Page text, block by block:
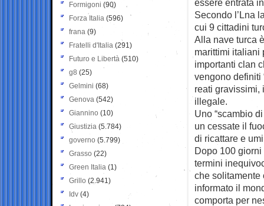
essere entrata
Secondo l’Lna
cui 9 cittadini
Alla nave turca
marittimi italiani
importanti clan
vengono definiti
reati gravissimi,
illegale.
Uno “scambio
un cessate il
di ricattare e
Dopo 100
termini
che solitamente
informato il
comporta per
Formigoni (90)
Forza Italia (596)
frana (9)
Fratelli d'Italia (291)
Futuro e Libertà (510)
g8 (25)
Gelmini (68)
Genova (542)
Giannino (10)
Giustizia (5.784)
governo (5.799)
Grasso (22)
Green Italia (1)
Grillo (2.941)
Idv (4)